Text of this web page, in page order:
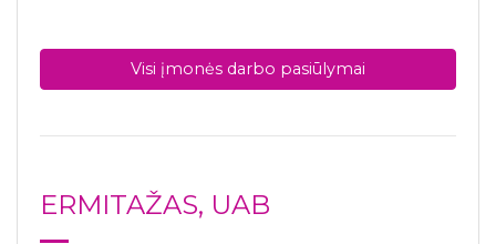
Visi įmonės darbo pasiūlymai
ERMITAŽAS, UAB